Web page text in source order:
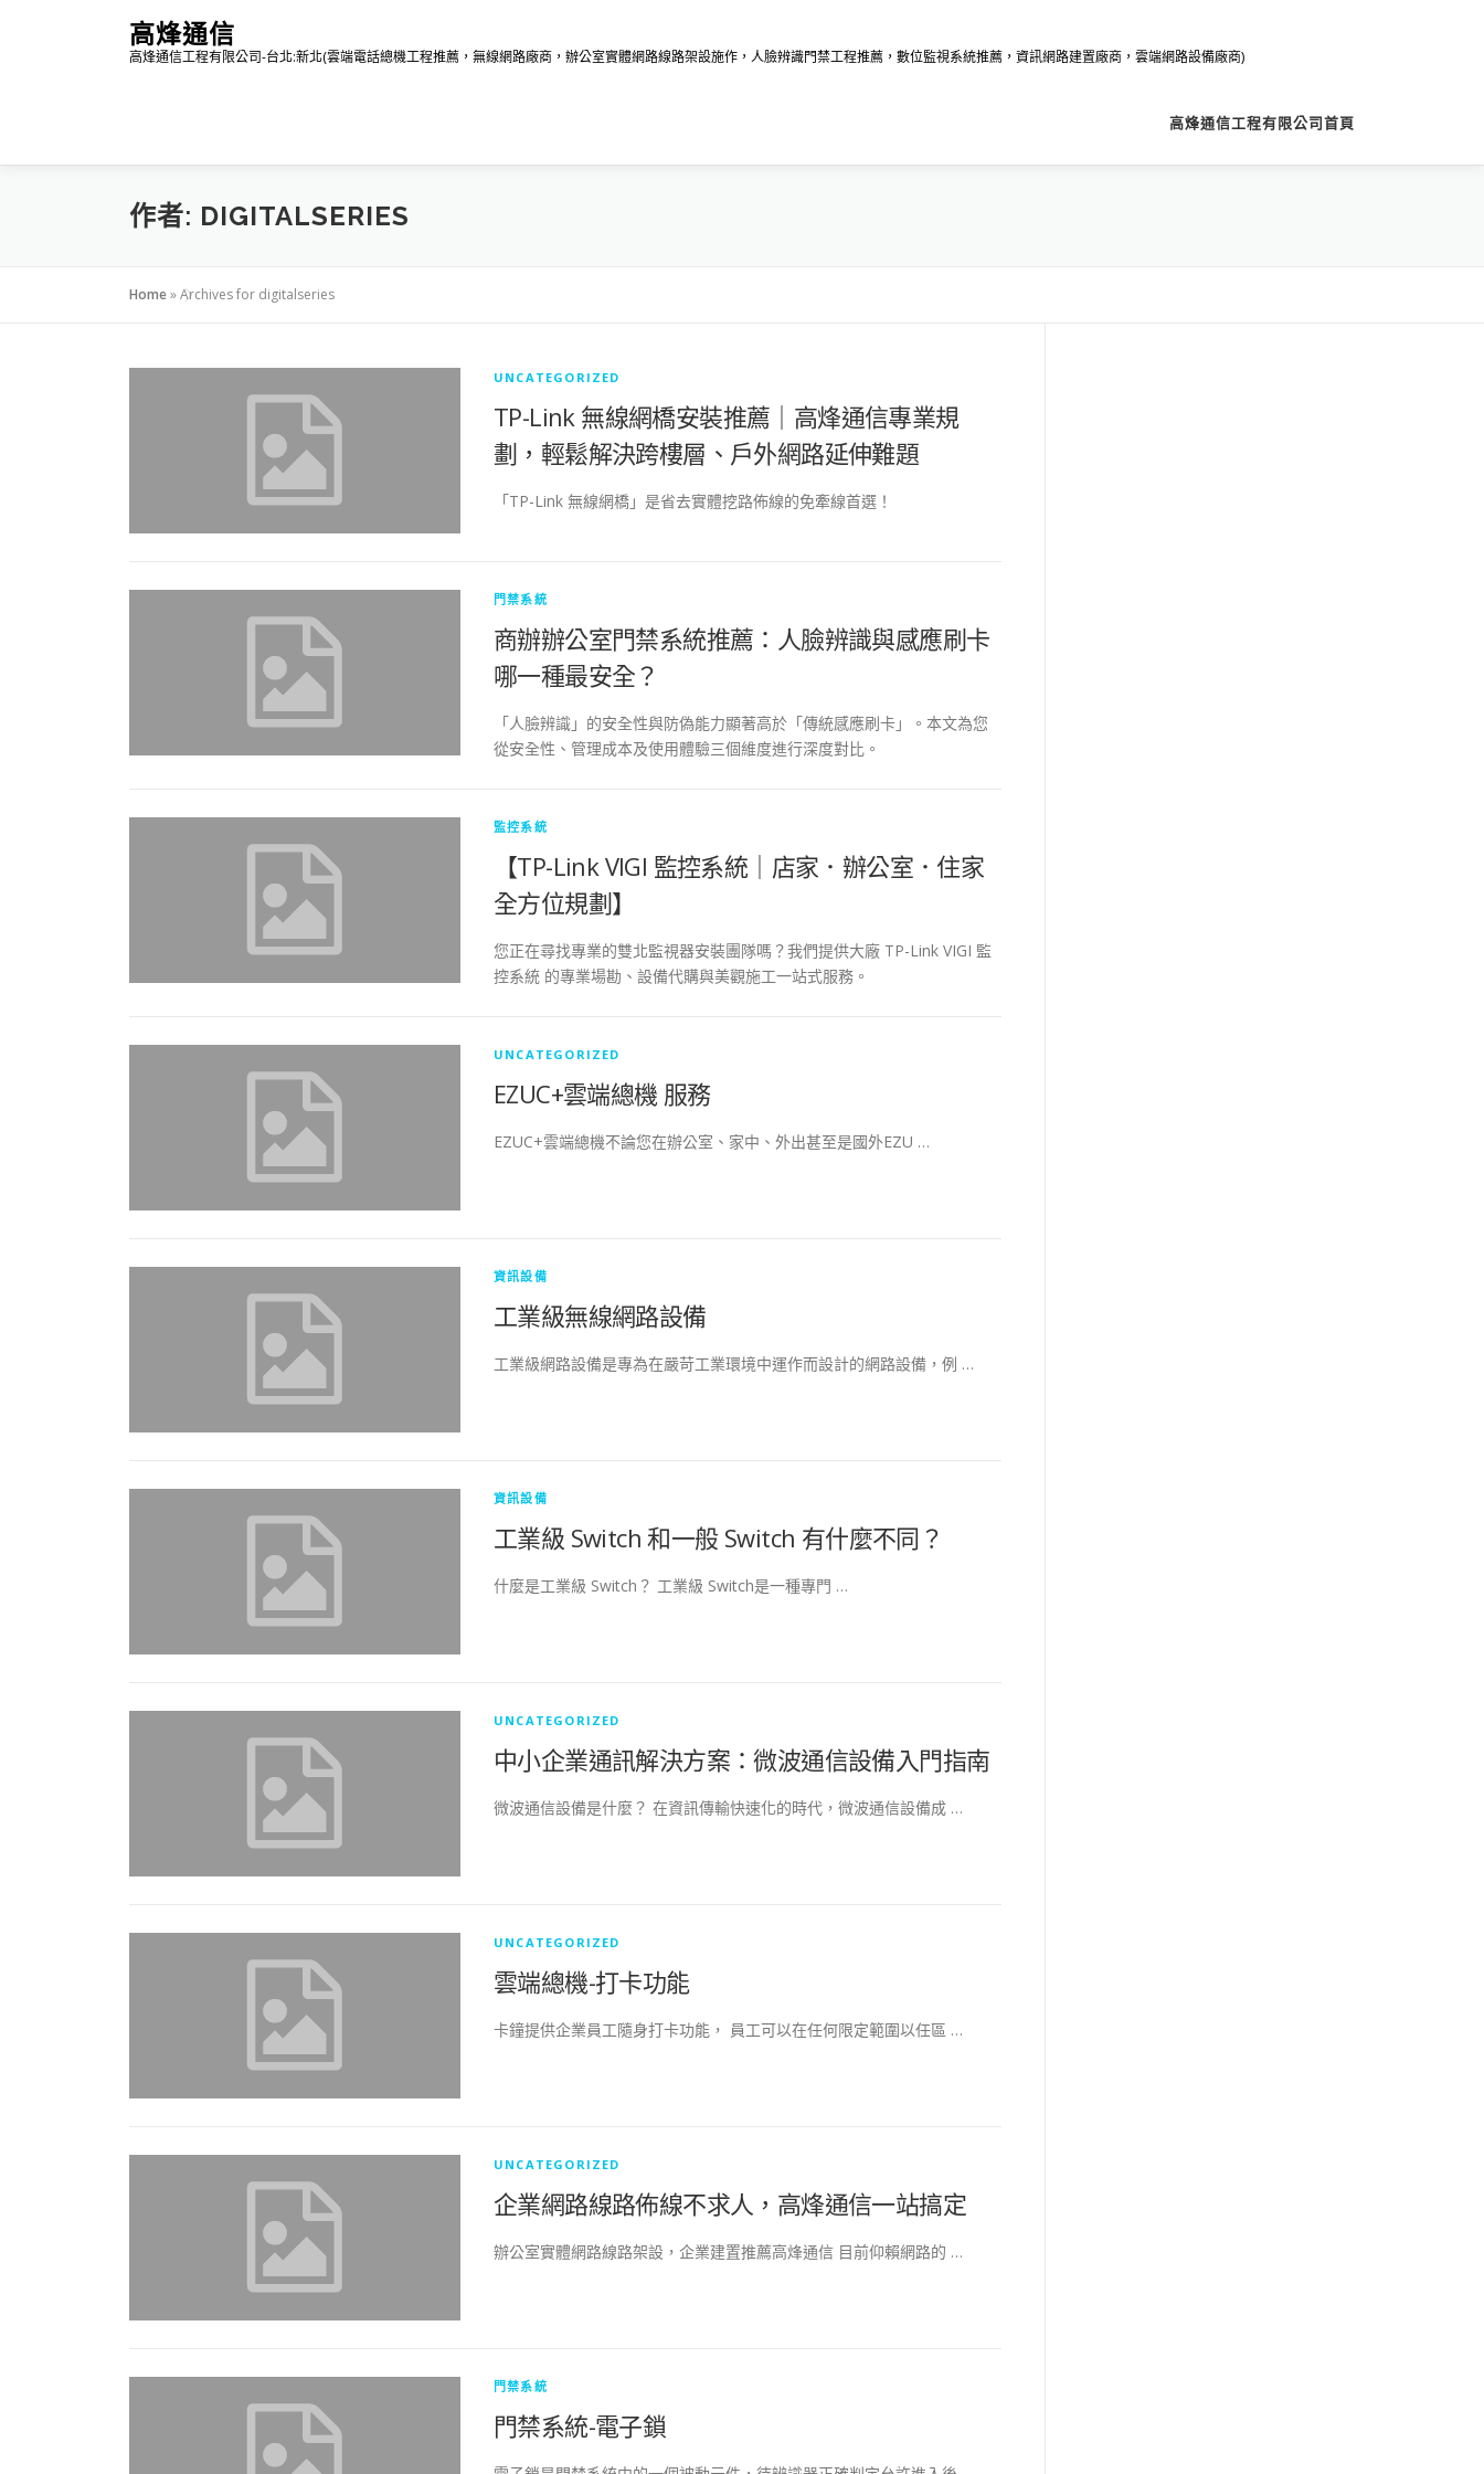
高烽通信
高烽通信工程有限公司-台北:新北(雲端電話總機工程推薦，無線網路廠商，辦公室實體網路線路架設施作，人臉辨識門禁工程推薦，數位監視系統推薦，資訊網路建置廠商，雲端網路設備廠商)
高烽通信工程有限公司首頁
作者: DIGITALSERIES
Home»Archives for digitalseries
UNCATEGORIZED
TP-Link 無線網橋安裝推薦｜高烽通信專業規
劃，輕鬆解決跨樓層、戶外網路延伸難題
「TP-Link 無線網橋」是省去實體挖路佈線的免牽線首選！
門禁系統
商辦辦公室門禁系統推薦：人臉辨識與感應刷卡
哪一種最安全？
「人臉辨識」的安全性與防偽能力顯著高於「傳統感應刷卡」。本文為您
從安全性、管理成本及使用體驗三個維度進行深度對比。
監控系統
【TP-Link VIGI 監控系統｜店家．辦公室．住家
全方位規劃】
您正在尋找專業的雙北監視器安裝團隊嗎？我們提供大廠 TP-Link VIGI 監
控系統 的專業場勘、設備代購與美觀施工一站式服務。
UNCATEGORIZED
EZUC+雲端總機 服務
EZUC+雲端總機不論您在辦公室、家中、外出甚至是國外EZU …
資訊設備
工業級無線網路設備
工業級網路設備是專為在嚴苛工業環境中運作而設計的網路設備，例 …
資訊設備
工業級 Switch 和一般 Switch 有什麼不同？
什麼是工業級 Switch？ 工業級 Switch是一種專門 …
UNCATEGORIZED
中小企業通訊解決方案：微波通信設備入門指南
微波通信設備是什麼？ 在資訊傳輸快速化的時代，微波通信設備成 …
UNCATEGORIZED
雲端總機-打卡功能
卡鐘提供企業員工隨身打卡功能， 員工可以在任何限定範圍以任區 …
UNCATEGORIZED
企業網路線路佈線不求人，高烽通信一站搞定
辦公室實體網路線路架設，企業建置推薦高烽通信 目前仰賴網路的 …
門禁系統
門禁系統-電子鎖